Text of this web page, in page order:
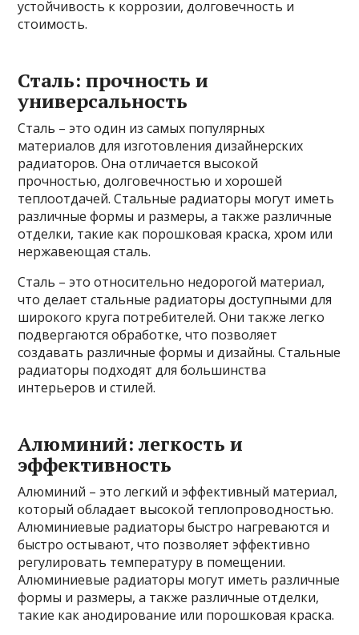
устойчивость к коррозии, долговечность и
стоимость.
Сталь: прочность и
универсальность
Сталь – это один из самых популярных
материалов для изготовления дизайнерских
радиаторов. Она отличается высокой
прочностью, долговечностью и хорошей
теплоотдачей. Стальные радиаторы могут иметь
различные формы и размеры, а также различные
отделки, такие как порошковая краска, хром или
нержавеющая сталь.
Сталь – это относительно недорогой материал,
что делает стальные радиаторы доступными для
широкого круга потребителей. Они также легко
подвергаются обработке, что позволяет
создавать различные формы и дизайны. Стальные
радиаторы подходят для большинства
интерьеров и стилей.
Алюминий: легкость и
эффективность
Алюминий – это легкий и эффективный материал,
который обладает высокой теплопроводностью.
Алюминиевые радиаторы быстро нагреваются и
быстро остывают, что позволяет эффективно
регулировать температуру в помещении.
Алюминиевые радиаторы могут иметь различные
формы и размеры, а также различные отделки,
такие как анодирование или порошковая краска.